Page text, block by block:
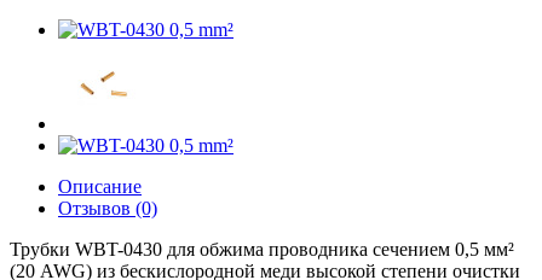
Описание
Отзывов (0)
Трубки WBT-0430 для обжима проводника сечением 0,5 мм²
(20 AWG) из бескислородной меди высокой степени очистки